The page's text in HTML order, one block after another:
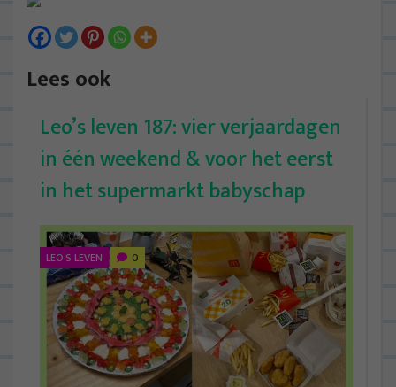
Lees ook
Leo’s leven 187: vier verjaardagen
in één weekend & voor het eerst
in het supermarkt babyschap
LEO'S LEVEN 0